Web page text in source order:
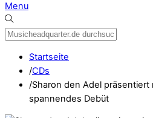
Menu
Startseite
/CDs
/Sharon den Adel präsentiert
spannendes Debüt